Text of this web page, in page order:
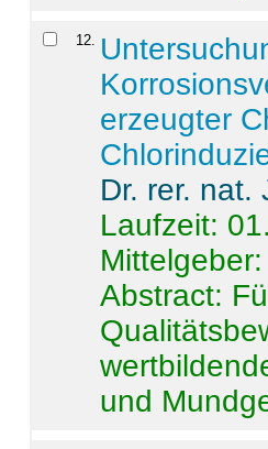
12
erzeugter
Dr. rer. nat.
Laufzeit:
Abstract:
und